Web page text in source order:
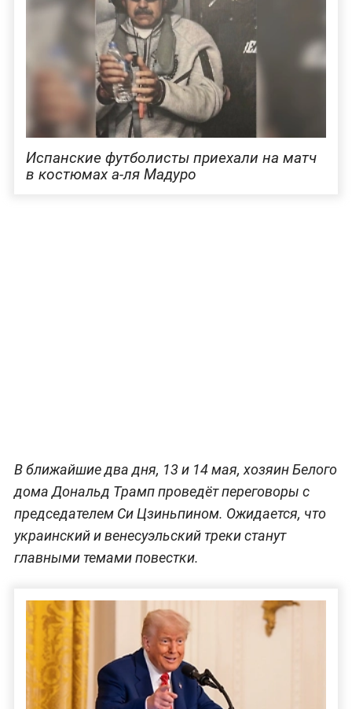
Испанские футболисты приехали на матч
в костюмах а-ля Мадуро
В ближайшие два дня, 13 и 14 мая, хозяин Белого
дома Дональд Трамп проведёт переговоры с
председателем Си Цзиньпином. Ожидается, что
украинский и венесуэльский треки станут
главными темами повестки.